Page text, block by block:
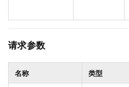
请求参数
名称 类型